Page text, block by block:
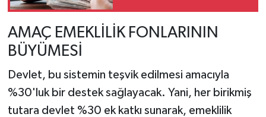
AMAÇ EMEKLİLİK FONLARININ
BÜYÜMESİ
Devlet, bu sistemin teşvik edilmesi amacıyla
%30'luk bir destek sağlayacak. Yani, her birikmiş
tutara devlet %30 ek katkı sunarak, emeklilik